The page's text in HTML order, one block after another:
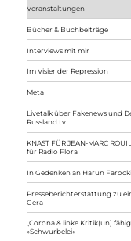
Veranstaltungen
Bücher & Buchbeiträge
Interviews mit mir
Im Visier der Repression
Meta
Livetalk über Fakenews und
Russland.tv
KNAST FÜR JEAN-MARC
für Radio Flora
In Gedenken an Harun Farocki
Presseberichterstattung zu
Gera
„Corona & linke Kritik(un)
»Schwurbelei«